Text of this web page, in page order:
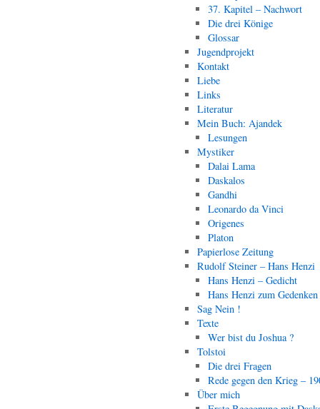
37. Kapitel – Nachwort
Die drei Könige
Glossar
Jugendprojekt
Kontakt
Liebe
Links
Literatur
Mein Buch: Ajandek
Lesungen
Mystiker
Dalai Lama
Daskalos
Gandhi
Leonardo da Vinci
Origenes
Platon
Papierlose Zeitung
Rudolf Steiner – Hans Henzi
Hans Henzi – Gedicht
Hans Henzi zum Gedenken
Sag Nein !
Texte
Wer bist du Joshua ?
Tolstoi
Die drei Fragen
Rede gegen den Krieg –
Über mich